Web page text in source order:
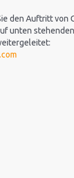
den Auftritt von
unten